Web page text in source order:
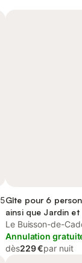
Gîte pour 6
ainsi que Jardin et
Le Buisson-de-
Annulation
dès229 €par nuit